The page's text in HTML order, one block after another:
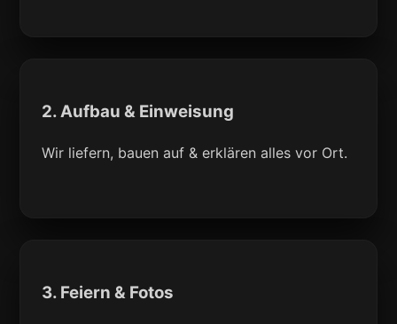
2. Aufbau & Einweisung
Wir liefern, bauen auf & erklären alles vor Ort.
3. Feiern & Fotos